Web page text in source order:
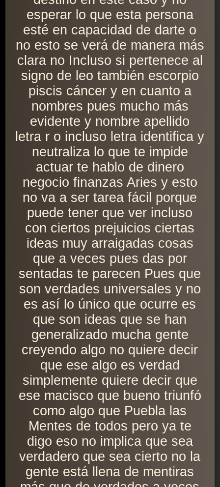
esperar lo que esta persona
esté en capacidad de darte o
no esto se verá de manera más
clara no Incluso si pertenece al
signo de leo también escorpio
piscis cáncer y en cuanto a
nombres pues mucho más
evidente y nombre apellido
letra r o incluso letra identifica y
neutraliza lo que te impide
actuar te hablo de dinero
negocio finanzas Aries y esto
no va a ser tarea fácil porque
puede tener que ver incluso
con ciertos prejuicios ciertas
ideas muy arraigadas cosas
que a veces pues das por
sentadas te parecen Pues que
son verdades universales y no
es así lo único que ocurre es
que son ideas que se han
generalizado mucha gente
creyendo algo no quiere decir
que ese algo es verdad
simplemente quiere decir que
ese macisco que bueno triunfó
como algo que Puebla las
Mentes de todos pero ya te
digo eso no implica que sea
verdadero que sea cierto no la
gente está llena de mentiras